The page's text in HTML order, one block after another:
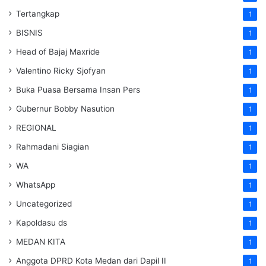
Tertangkap 1
BISNIS 1
Head of Bajaj Maxride 1
Valentino Ricky Sjofyan 1
Buka Puasa Bersama Insan Pers 1
Gubernur Bobby Nasution 1
REGIONAL 1
Rahmadani Siagian 1
WA 1
WhatsApp 1
Uncategorized 1
Kapoldasu ds 1
MEDAN KITA 1
Anggota DPRD Kota Medan dari Dapil II 1